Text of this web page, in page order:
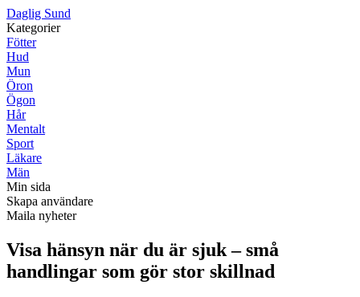
Daglig Sund
Kategorier
Fötter
Hud
Mun
Öron
Ögon
Hår
Mentalt
Sport
Läkare
Män
Min sida
Skapa användare
Maila nyheter
Visa hänsyn när du är sjuk – små
handlingar som gör stor skillnad